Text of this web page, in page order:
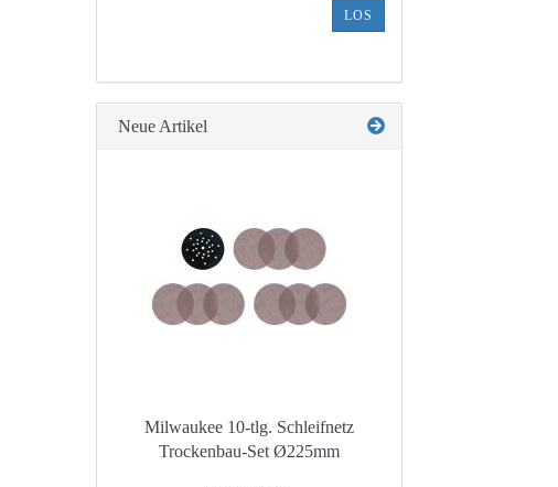
LOS
Neue Artikel
Milwaukee 10-tlg. Schleifnetz
Trockenbau-Set Ø225mm